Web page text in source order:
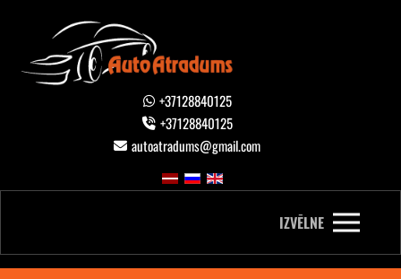
+37128840125
+37128840125
autoatradums@gmail.com
IZVĒLNE